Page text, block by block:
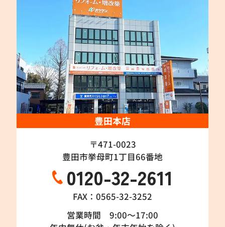
豊田本店
〒471-0023
豊田市挙母町1丁目66番地
0120-32-2611
FAX：0565-32-3252
営業時間 9:00～17:00